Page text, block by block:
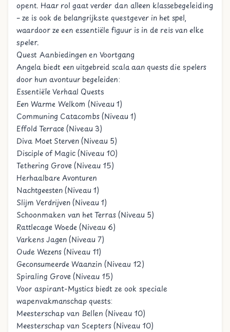
opent. Haar rol gaat verder dan alleen klassebegeleiding
– ze is ook de belangrijkste questgever in het spel,
waardoor ze een essentiële figuur is in de reis van elke
speler.
Quest Aanbiedingen en Voortgang
Angela biedt een uitgebreid scala aan quests die spelers
door hun avontuur begeleiden:
Essentiële Verhaal Quests
Een Warme Welkom (Niveau 1)
Communing Catacombs (Niveau 1)
Effold Terrace (Niveau 3)
Diva Moet Sterven (Niveau 5)
Disciple of Magic (Niveau 10)
Tethering Grove (Niveau 15)
Herhaalbare Avonturen
Nachtgeesten (Niveau 1)
Slijm Verdrijven (Niveau 1)
Schoonmaken van het Terras (Niveau 5)
Rattlecage Woede (Niveau 6)
Varkens Jagen (Niveau 7)
Oude Wezens (Niveau 11)
Geconsumeerde Waanzin (Niveau 12)
Spiraling Grove (Niveau 15)
Voor aspirant-Mystics biedt ze ook speciale
wapenvakmanschap quests:
Meesterschap van Bellen (Niveau 10)
Meesterschap van Scepters (Niveau 10)